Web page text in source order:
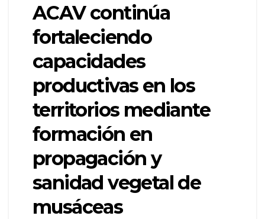
ACAV continúa
fortaleciendo
capacidades
productivas en los
territorios mediante
formación en
propagación y
sanidad vegetal de
musáceas